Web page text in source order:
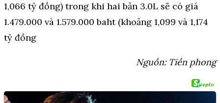
1,066 tỷ đồng) trong khi hai bản 3.0L sẽ có giá
1.479.000 và 1.579.000 baht (khoảng 1,099 và 1,174
tỷ đồng
Nguồn: Tiền phong